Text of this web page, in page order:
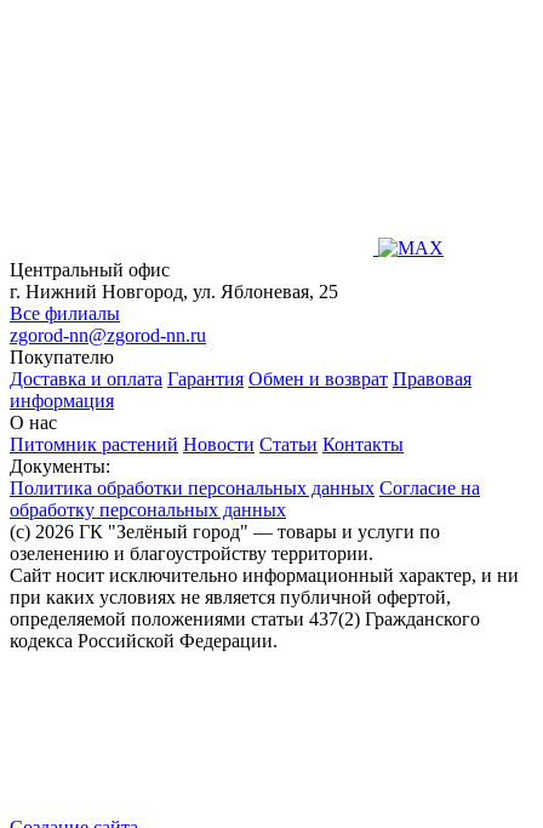
Центральный офис
г. Нижний Новгород, ул. Яблоневая, 25
Все филиалы
zgorod-nn@zgorod-nn.ru
Покупателю
Доставка и оплата Гарантия Обмен и возврат Правовая
информация
О нас
Питомник растений Новости Статьи Контакты
Документы:
Политика обработки персональных данных Согласие на
обработку персональных данных
(c) 2026 ГК "Зелёный город" — товары и услуги по
озеленению и благоустройству территории.
Сайт носит исключительно информационный характер, и ни
при каких условиях не является публичной офертой,
определяемой положениями статьи 437(2) Гражданского
кодекса Российской Федерации.